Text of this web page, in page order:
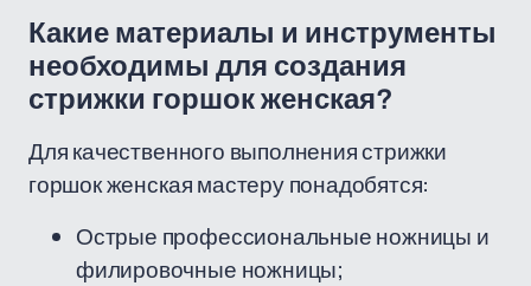
Какие материалы и инструменты
необходимы для создания
стрижки горшок женская?
Для качественного выполнения стрижки
горшок женская мастеру понадобятся:
Острые профессиональные ножницы и
филировочные ножницы;